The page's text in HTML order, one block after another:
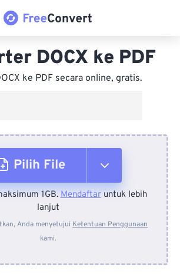
DOCX ke PDF
ke PDF secara online, gratis.
Pilih File
Dari Perangkat
Dari Dropbox
1GB.Mendaftaruntuk lebih
lanjut
Anda menyetujui Ketentuan Penggunaan
kami.